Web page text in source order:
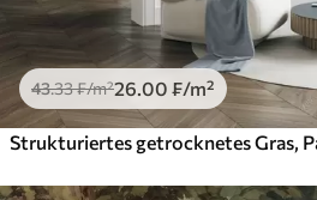
43.33₣/m²26 .00 ₣/m²